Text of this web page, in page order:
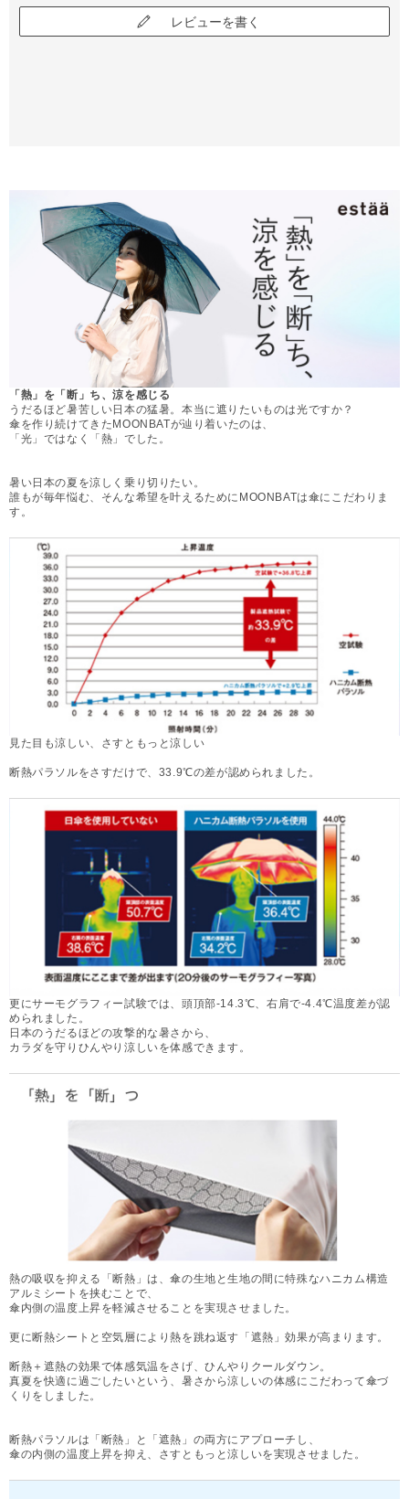
レビューを書く
「熱」を「断」ち、涼を感じる
うだるほど暑苦しい日本の猛暑。本当に遮りたいものは光ですか？
傘を作り続けてきたMOONBATが辿り着いたのは、
「光」ではなく「熱」でした。
暑い日本の夏を涼しく乗り切りたい。
誰もが毎年悩む、そんな希望を叶えるためにMOONBATは傘にこだわりま
す。
見た目も涼しい、さすともっと涼しい
断熱パラソルをさすだけで、33.9℃の差が認められました。
更にサーモグラフィー試験では、頭頂部-14.3℃、右肩で-4.4℃温度差が認
められました。
日本のうだるほどの攻撃的な暑さから、
カラダを守りひんやり涼しいを体感できます。
熱の吸収を抑える「断熱」は、傘の生地と生地の間に特殊なハニカム構造
アルミシートを挟むことで、
傘内側の温度上昇を軽減させることを実現させました。
更に断熱シートと空気層により熱を跳ね返す「遮熱」効果が高まります。
断熱＋遮熱の効果で体感気温をさげ、ひんやりクールダウン。
真夏を快適に過ごしたいという、暑さから涼しいの体感にこだわって傘づ
くりをしました。
断熱パラソルは「断熱」と「遮熱」の両方にアプローチし、
傘の内側の温度上昇を抑え、さすともっと涼しいを実現させました。